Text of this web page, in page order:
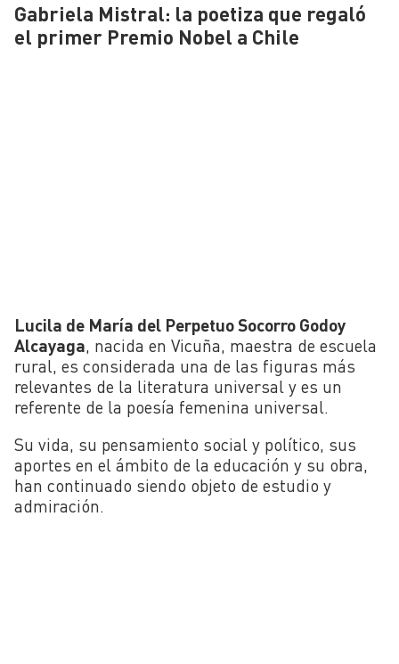
Gabriela Mistral: la poetiza que regaló
el primer Premio Nobel a Chile
Lucila de María del Perpetuo Socorro Godoy
Alcayaga, nacida en Vicuña, maestra de escuela
rural, es considerada una de las figuras más
relevantes de la literatura universal y es un
referente de la poesía femenina universal.
Su vida, su pensamiento social y político, sus
aportes en el ámbito de la educación y su obra,
han continuado siendo objeto de estudio y
admiración.